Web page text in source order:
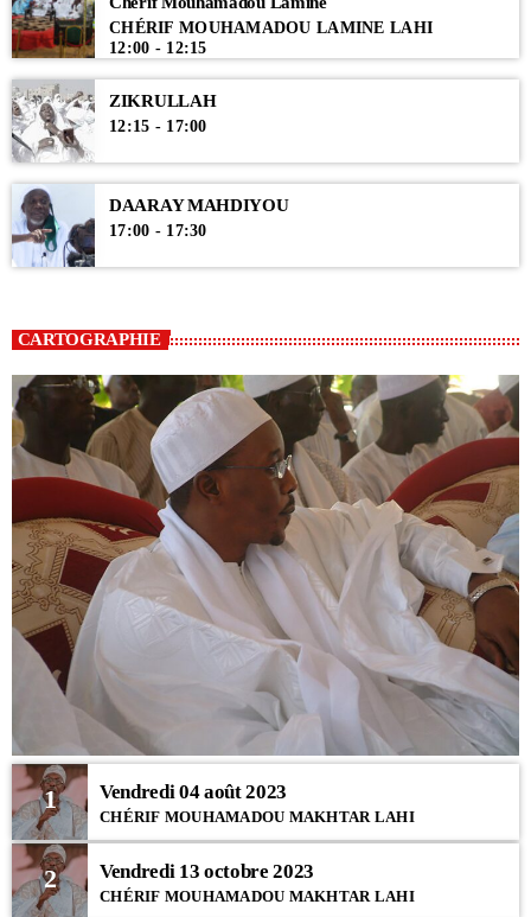
CHÉRIF MOUHAMADOU LAMINE LAHI
12:00 - 12:15
ZIKRULLAH
12:15 - 17:00
DAARAY MAHDIYOU
17:00 - 17:30
CARTOGRAPHIE
1 Vendredi 04 août 2023
CHÉRIF MOUHAMADOU MAKHTAR LAHI
2 Vendredi 13 octobre 2023
CHÉRIF MOUHAMADOU MAKHTAR LAHI